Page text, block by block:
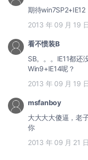
期待win7SP2+IE12
2013 年 09 月 19
看不惯装B
SB。。。IE11都还
Win9+IE14呢？
2013 年 09 月 19
msfanboy
大大大大傻逼，老
你
2013 年 09 月 21